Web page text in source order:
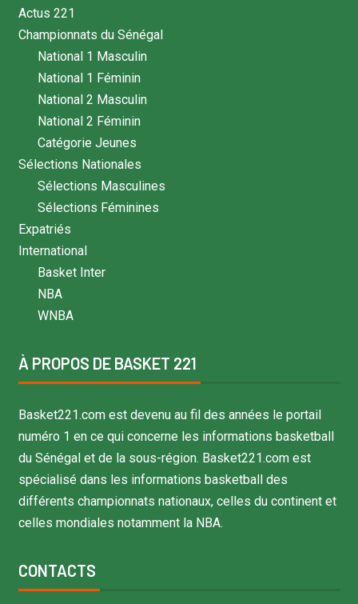
Actus 221
Championnats du Sénégal
National 1 Masculin
National 1 Féminin
National 2 Masculin
National 2 Féminin
Catégorie Jeunes
Sélections Nationales
Sélections Masculines
Sélections Féminines
Expatriés
International
Basket Inter
NBA
WNBA
À PROPOS DE BASKET 221
Basket221.com est devenu au fil des années le portail
numéro 1 en ce qui concerne les informations basketball
du Sénégal et de la sous-région. Basket221.com est
spécialisé dans les informations basketball des
différents championnats nationaux, celles du continent et
celles mondiales notamment la NBA.
CONTACTS